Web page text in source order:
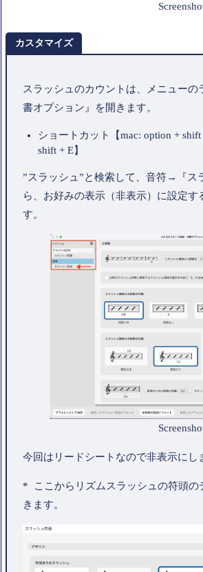
カスタマイズ
スラッシュのカウントは、メニューの
書オプション』を開きます。
ショートカット【mac: option +
shift + E】
”スラッシュ”と検索して、音符→『ス
ら、お好みの表示（非表示）に設定す
す。
今回はリードシートなので非表示にし
* ここからリズムスラッシュの符頭の
きます。